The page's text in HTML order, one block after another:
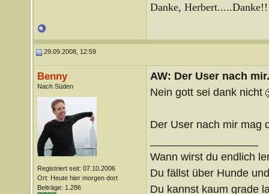
Danke,
29.09.2008, 12:59
Benny
Nach Süden
Registriert seit: 07.10.2006
Ort: Heute hier morgen dort
Beiträge: 1.286
AW: Der User nach
Nein gott sei dank nicht
Der User nach mir mag
Wann wirst du endlich
Du fällst über Hunde
Du kannst kaum grade